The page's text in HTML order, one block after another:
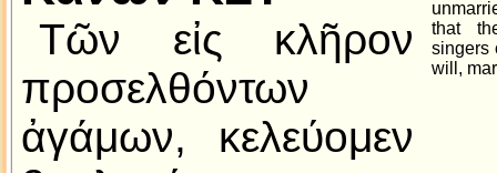
Τῶν εἰς κλῆρον
προσελθόντων
ἀγάμων, κελεύομεν
that
singers
will,